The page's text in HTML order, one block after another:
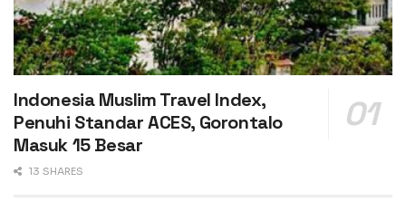
Indonesia Muslim Travel Index,
Penuhi Standar ACES, Gorontalo
Masuk 15 Besar
13 SHARES